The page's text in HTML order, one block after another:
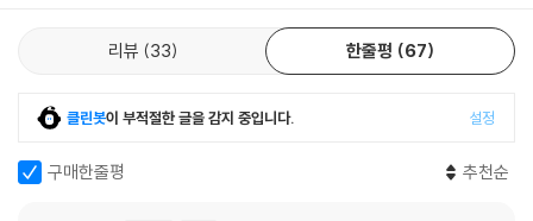
미니의 연구는 어미 쥐가 새끼 쥐를 충분히 핥아주지 않으면 새끼 쥐에게
도움이 되는지도 보여주었다. 환경은 우리가 고칠 수 있는 요소이므로 이
난다는 뜻이다. 네 가지 이상을 경험한 사람은 그런 경험이 없는 사람에 비
해 심장병과 암에 걸릴 가능성이 2배 컸고 만성폐쇄성폐질환에 걸릴 가능
성은 3.5배 컸다.(88쪽)
이 논문은 해리스가 의학 공부를 하면서 한 번도 들어보지 못했던 아동기
트라우마와 신체 건강의 연관성을 객관적으로 입증한 것이었다. 이에 해리
리뷰 33 한줄평 67
클린봇이 부적절한 글을 감지 중입니다. 설정
구매한줄평 추천순